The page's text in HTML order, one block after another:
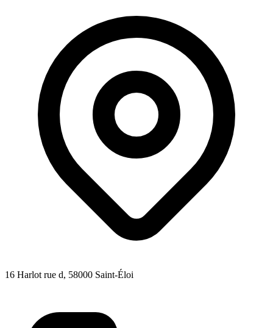
16 Harlot rue d, 58000 Saint-Éloi